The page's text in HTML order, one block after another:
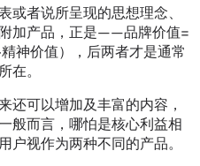
或者说所呈现的思想理念、
加产品，正是——品牌价值=
神价值），后两者才是通常
在。
还可以增加及丰富的内容，
般而言，哪怕是核心利益相
户视作为两种不同的产品。